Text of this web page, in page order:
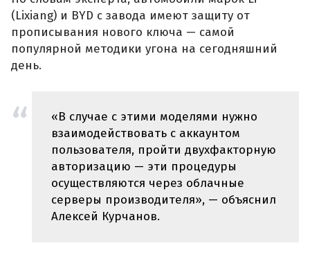
(Lixiang) и BYD с завода имеют защиту от
прописывания нового ключа — самой
популярной методики угона на сегодняшний
день.
«В случае с этими моделями нужно
взаимодействовать с аккаунтом
пользователя, пройти двухфакторную
авторизацию — эти процедуры
осуществляются через облачные
серверы производителя», — объяснил
Алексей Курчанов.